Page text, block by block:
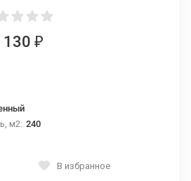
130 ₽
м2: 240
В избранное